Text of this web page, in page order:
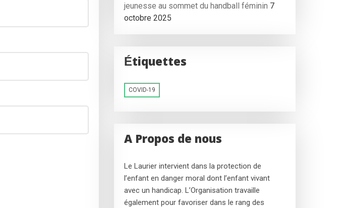
jeunesse au sommet du handball féminin 7
octobre 2025
Étiquettes
COVID-19
A Propos de nous
Le Laurier intervient dans la protection de
l’enfant en danger moral dont l’enfant vivant
avec un handicap. L’Organisation travaille
également pour favoriser dans le rang des